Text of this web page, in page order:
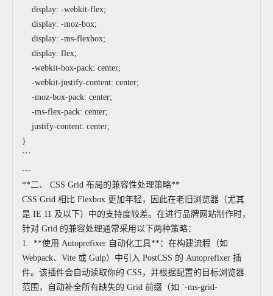
display: -webkit-flex;
display: -moz-box;
display: -ms-flexbox;
display: flex;
-webkit-box-pack: center;
-webkit-justify-content: center;
-moz-box-pack: center;
-ms-flex-pack: center;
justify-content: center;
}
```
---
**二、 CSS Grid 布局的兼容性处理策略**
CSS Grid 相比 Flexbox 更加年轻，因此在老旧浏览器（尤其
是 IE 11 及以下）中的支持度较差。在进行品牌网站制作时，
针对 Grid 的兼容处理通常采用以下两种策略：
1. **使用 Autoprefixer 自动化工具**：在构建流程（如
Webpack、Vite 或 Gulp）中引入 PostCSS 的 Autoprefixer 插
件。该插件会自动读取你的 CSS，并根据配置的目标浏览器
范围，自动补全所有缺失的 Grid 前缀（如 `-ms-grid-